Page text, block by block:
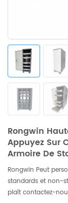
Rongwin
Appuyez Sur
Armoire De
Rongwin Peut
standards et non-
plaît contactez-